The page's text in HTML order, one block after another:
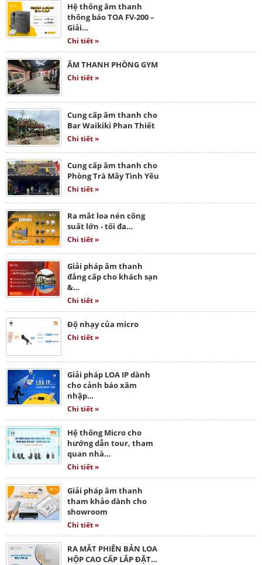
Hệ thống âm thanh
thông báo TOA FV-200 –
Giải…
Chi tiết »
ÂM THANH PHÒNG GYM
Chi tiết »
Cung cấp âm thanh cho
Bar Waikiki Phan Thiết
Chi tiết »
Cung cấp âm thanh cho
Phòng Trà Mây Tình Yêu
Chi tiết »
Ra mắt loa nén công
suất lớn - tối đa…
Chi tiết »
Giải pháp âm thanh
đẳng cấp cho khách sạn
&…
Chi tiết »
Độ nhạy của micro
Chi tiết »
Giải pháp LOA IP dành
cho cảnh báo xâm
nhập…
Chi tiết »
Hệ thống Micro cho
hướng dẫn tour, tham
quan nhà…
Chi tiết »
Giải pháp âm thanh
tham khảo dành cho
showroom
Chi tiết »
RA MẮT PHIÊN BẢN LOA
HỘP CAO CẤP LẮP ĐẶT…